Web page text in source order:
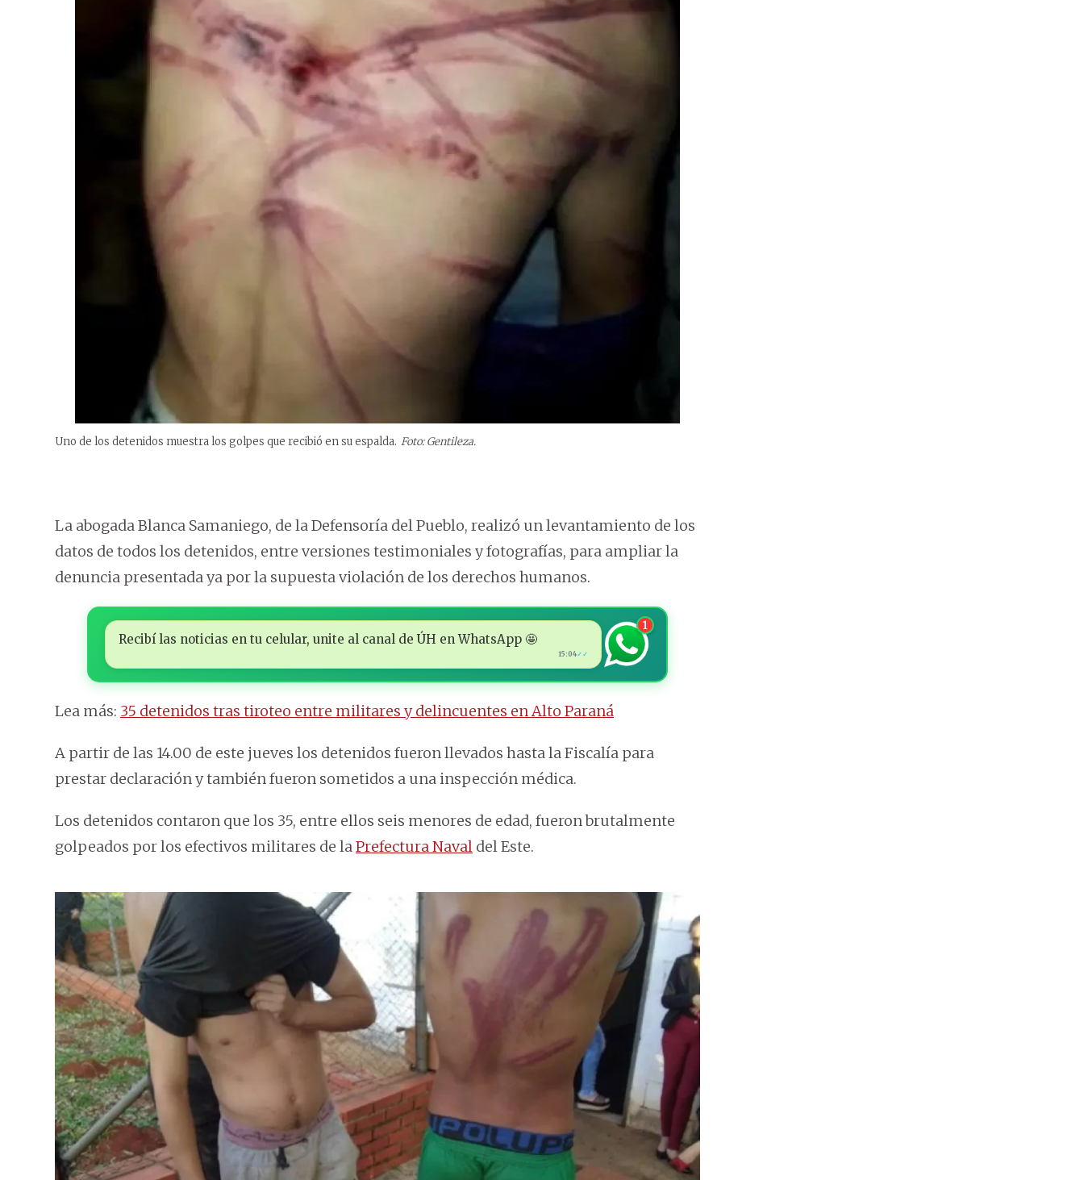
Uno de los detenidos muestra los golpes que recibió en su espalda. Foto: Gentileza.
La abogada Blanca Samaniego, de la Defensoría del Pueblo, realizó un levantamiento de los
datos de todos los detenidos, entre versiones testimoniales y fotografías, para ampliar la
denuncia presentada ya por la supuesta violación de los derechos humanos.
Recibí las noticias en tu celular, unite al canal de ÚH en WhatsApp 🤩
15:04✓✓
1
Lea más: 35 detenidos tras tiroteo entre militares y delincuentes en Alto Paraná
A partir de las 14.00 de este jueves los detenidos fueron llevados hasta la Fiscalía para
prestar declaración y también fueron sometidos a una inspección médica.
Los detenidos contaron que los 35, entre ellos seis menores de edad, fueron brutalmente
golpeados por los efectivos militares de laPrefectura Naval del Este.